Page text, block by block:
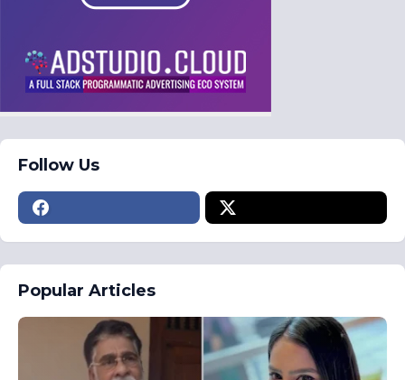
Follow Us
Popular Articles